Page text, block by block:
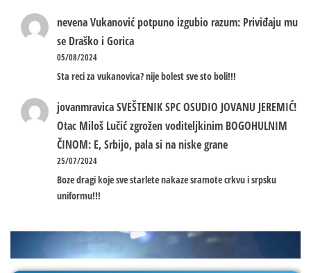
nevenaVukanović potpuno izgubio razum: Priviđaju mu
se Draško i Gorica
05/08/2024
Sta reci za vukanovica? nije bolest sve sto boli!!!
jovanmravicaSVEŠTENIK SPC OSUDIO JOVANU JEREMIĆ!
Otac Miloš Lučić zgrožen voditeljkinim BOGOHULNIM
ČINOM: E, Srbijo, pala si na niske grane
25/07/2024
Boze dragi koje sve starlete nakaze sramote crkvu i srpsku
uniformu!!!